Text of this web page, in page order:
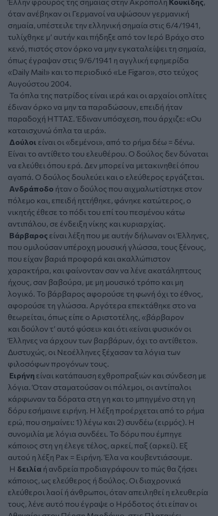
Έλλην φρουρός της σημαίας στην Ακρόπολη Κουκίδης,
όταν ανέβηκαν οι Γερμανοί να υψώσουν γερμανική
σημαία, υπέστειλε την ελληνική σημαία στις 6/4/1941,
τυλίχθηκε μ’ αυτήν και πήδηξε από τον Ιερό Βράχο στο
κενό, πιστός στον όρκο να μην εγκαταλείψει τη σημαία,
όπως έγραψαν στις 9/6/1941 η αγγλική εφημερίδα
«Daily Mail» και το περιοδικό «Le Figaro», στο τεύχος
Αυγούστου 2004.
Τα όπλα της πατρίδος είναι ιερά και οι αρχαίοι οπλίτες
έδιναν όρκο να μην τα παραδώσουν, επειδή ήταν
παραδοχή ΗΤΤΑΣ. Έδιναν υπόσχεση, που άρχιζε: «Ου
καταισχυνώ όπλα τα ιερά».
Δούλοι είναι οι «δεμένοι», από το ρήμα δέω = δένω.
Είναι το αντίθετο του ελευθέρου. Ο δούλος δεν δύναται
να ελεύθει όπου ερά. Δεν μπορεί να μετακινηθεί όπου
αγαπά. Ο δούλος δουλεύει και ο ελεύθερος εργάζεται.
Ανδράποδο ήταν ο δούλος που αιχμαλωτίστηκε στον
πόλεμο και, επειδή ηττήθηκε, φάνηκε κατώτερος, ο
νικητής έθεσε το πόδι του επί του πεσμένου κάτω
αντιπάλου, σε ένδειξη νίκης και κυριαρχίας.
Βάρβαρος είναι λέξη που με αυτήν δήλωναν οι Έλληνες,
που ομιλούσαν υπέροχη μουσική γλώσσα, τους ξένους,
που είχαν βαριά προφορά και ακαλλώπιστον
χαρακτήρα, και φαίνονταν σαν να λένε ακατάληπτους
ήχους, σαν βαβούρα, με μη μουσικό τρόπο και μη
λογικό. Το βάρβαρος αφορούσε τη φωνή όχι το έθνος,
αφορούσε τη γλώσσα. Αργότερα επεκτάθηκε στο να
θεωρείται, όπως είπε ο Αριστοτέλης, «βάρβαρον
και δούλον τ’ αυτό φύσει» και ότι «είναι φυσικόν οι
Έλληνες να άρχουν των βαρβάρων, όχι το αντίθετο».
Δυστυχώς, οι Νεοέλληνες ξέχασαν τα λόγια των
φιλοσόφων προγόνων τους.
Ειρήνη είναι κατάπαυση εχθροπραξιών και σύνδεση με
λόγια. Όταν σταματούσαν οι πόλεμοι, οι αντίπαλοι
κάρφωναν τα δόρατα στη γη και το μπηγμένο στη γη
δόρυ εσήμαινε ειρήνη. Η λέξη προέρχεται από το ρήμα
ερώ, που σημαίνει: 1) λέγω και 2) συνδέω (ειρμός). Η
συνομιλία με λόγια συνδέει. Το δόρυ που έμπηγε
κάποιος στη γη έλεγε τέλος, αρκεί, παξ (αρκεί). Εξ
αυτού η λέξη Pax = Ειρήνη. Έλα να κουβεντιάσουμε.
Η δειλία ή ανδρεία προδιαγράφουν το πώς θα ζήσει
κάποιος, ως ελεύθερος ή δούλος. Οι διαχρονικά
ελεύθεροι λαοί ή άνθρωποι, όταν απειληθεί η ελευθερία
τους, λένε αυτό που έγραψε ο Ηρόδοτος ότι είπαν οι